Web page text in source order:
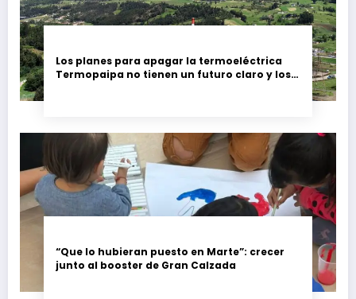
Los planes para apagar la termoeléctrica
Termopaipa no tienen un futuro claro y los
“Que lo hubieran puesto en Marte”: crecer
junto al booster de Gran Calzada